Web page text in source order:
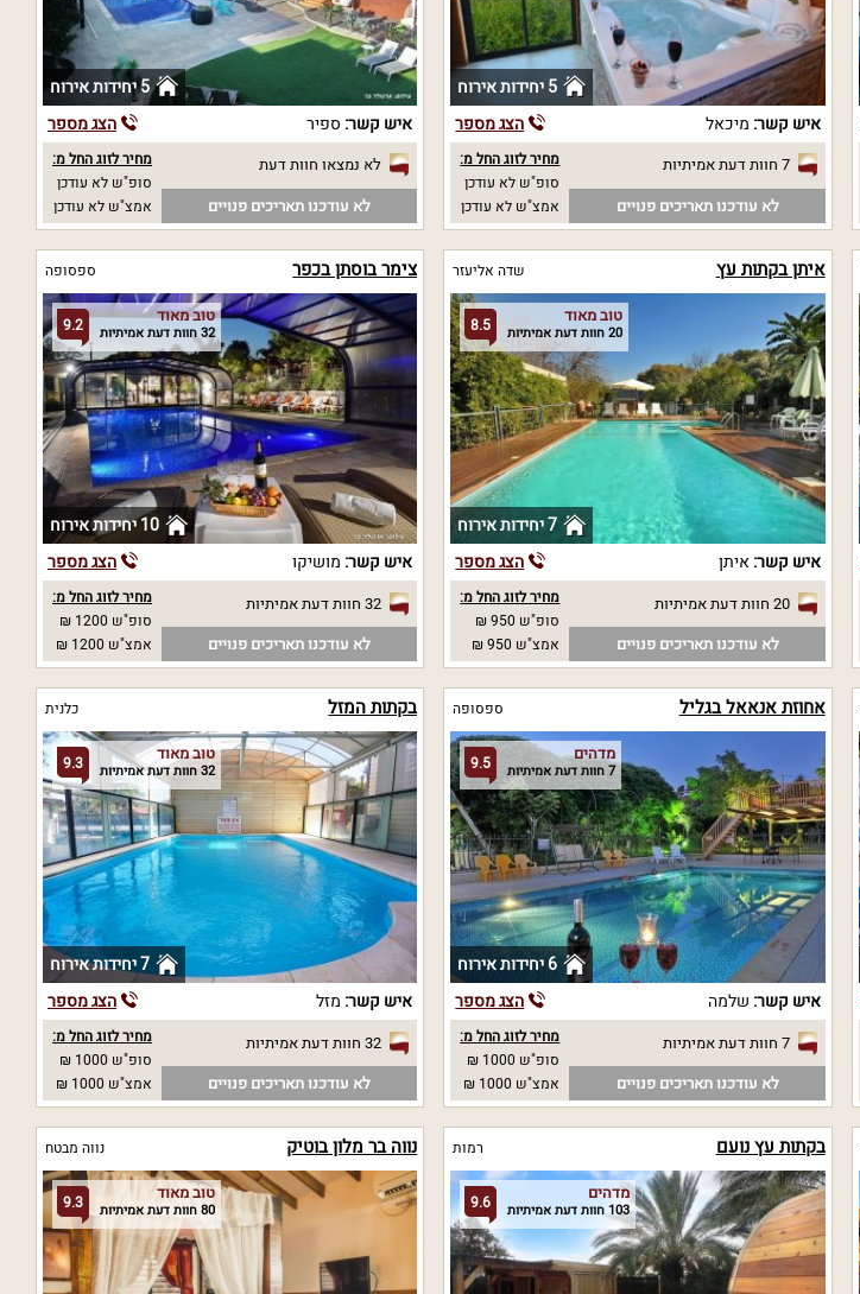
5 יחידות אירוח
איש קשר: מיכאל הצג מספר
7 חוות דעת אמיתיות
לא עודכנו תאריכים פנויים
מחיר לזוג החל מ:
סופ"ש לא עודכן
אמצ"ש לא עודכן
5 יחידות אירוח
איש קשר: ספיר הצג מספר
לא נמצאו חוות דעת
לא עודכנו תאריכים פנויים
מחיר לזוג החל מ:
סופ"ש לא עודכן
אמצ"ש לא עודכן
איתן בקתות עץ שדה אליעזר
8.5 טוב מאוד
20 חוות דעת אמיתיות
7 יחידות אירוח
איש קשר: איתן הצג מספר
20 חוות דעת אמיתיות
לא עודכנו תאריכים פנויים
מחיר לזוג החל מ:
סופ"ש 950 ₪
אמצ"ש 950 ₪
צימר בוסתן בכפר ספסופה
9.2 טוב מאוד
32 חוות דעת אמיתיות
10 יחידות אירוח
איש קשר: מושיקו הצג מספר
32 חוות דעת אמיתיות
לא עודכנו תאריכים פנויים
מחיר לזוג החל מ:
סופ"ש 1200 ₪
אמצ"ש 1200 ₪
אחוזת אנאאל בגליל ספסופה
9.5 מדהים
7 חוות דעת אמיתיות
6 יחידות אירוח
איש קשר: שלמה הצג מספר
7 חוות דעת אמיתיות
לא עודכנו תאריכים פנויים
מחיר לזוג החל מ:
סופ"ש 1000 ₪
אמצ"ש 1000 ₪
בקתות המזל כלנית
9.3 טוב מאוד
32 חוות דעת אמיתיות
7 יחידות אירוח
איש קשר: מזל הצג מספר
32 חוות דעת אמיתיות
לא עודכנו תאריכים פנויים
מחיר לזוג החל מ:
סופ"ש 1000 ₪
אמצ"ש 1000 ₪
בקתות עץ נועם רמות
9.6 מדהים
103 חוות דעת אמיתיות
נווה בר מלון בוטיק נווה מבטח
9.3 טוב מאוד
80 חוות דעת אמיתיות